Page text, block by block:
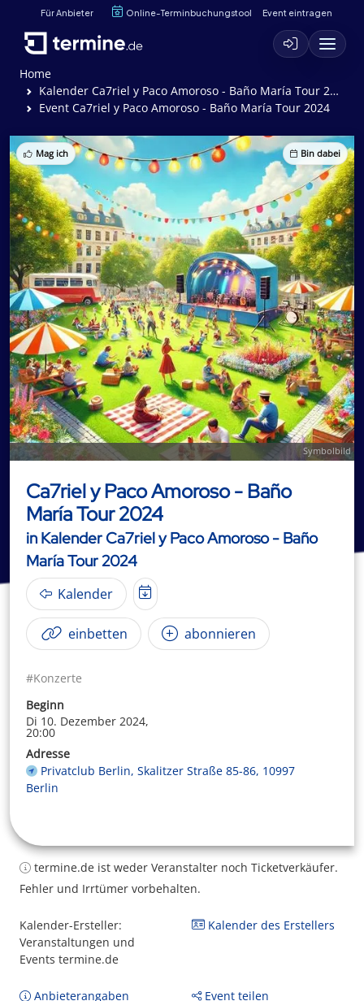
Für Anbieter Online-Terminbuchungstool Event eintragen
Home
Kalender Ca7riel y Paco Amoroso - Baño María Tour 2024
Event Ca7riel y Paco Amoroso - Baño María Tour 2024
Mag ich Bin dabei
Symbolbild
Ca7riel y Paco Amoroso - Baño
María Tour 2024
in Kalender Ca7riel y Paco Amoroso - Baño
María Tour 2024
Kalender
einbetten abonnieren
#Konzerte
Beginn
Di 10. Dezember 2024,
20:00
Adresse
Privatclub Berlin, Skalitzer Straße 85-86, 10997
Berlin
termine.de ist weder Veranstalter noch Ticketverkäufer.
Fehler und Irrtümer vorbehalten.
Kalender-Ersteller:
Veranstaltungen und
Events termine.de
Kalender des Erstellers
Anbieterangaben Event teilen